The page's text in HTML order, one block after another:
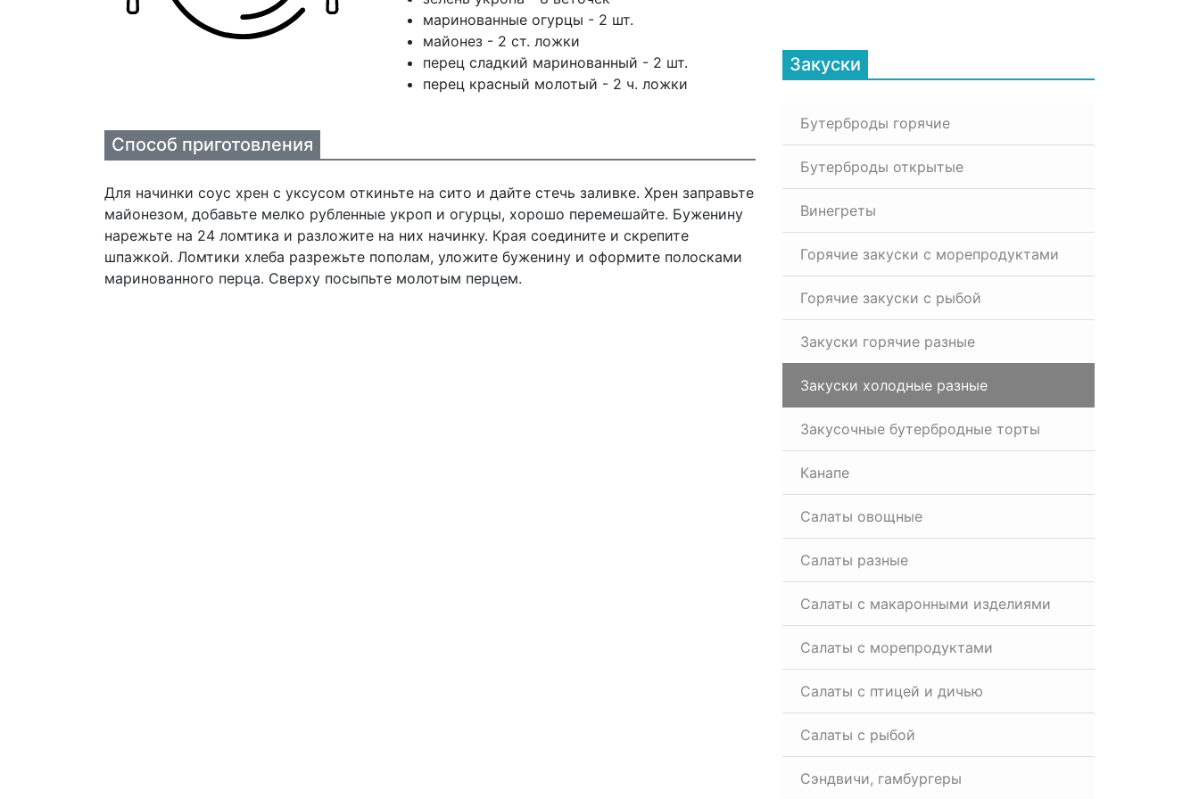
маринованные огурцы - 2 шт.
майонез - 2 ст. ложки
перец сладкий маринованный - 2 шт.
перец красный молотый - 2 ч. ложки
Способ приготовления
Для начинки соус хрен с уксусом откиньте на сито и дайте стечь заливке. Хрен заправьте
майонезом, добавьте мелко рубленные укроп и огурцы, хорошо перемешайте. Буженину
нарежьте на 24 ломтика и разложите на них начинку. Края соедините и скрепите
шпажкой. Ломтики хлеба разрежьте пополам, уложите буженину и оформите полосками
маринованного перца. Сверху посыпьте молотым перцем.
Закуски
Бутерброды горячие
Бутерброды открытые
Винегреты
Горячие закуски с морепродуктами
Горячие закуски с рыбой
Закуски горячие разные
Закуски холодные разные
Закусочные бутербродные торты
Канапе
Салаты овощные
Салаты разные
Салаты с макаронными изделиями
Салаты с морепродуктами
Салаты с птицей и дичью
Салаты с рыбой
Сэндвичи, гамбургеры